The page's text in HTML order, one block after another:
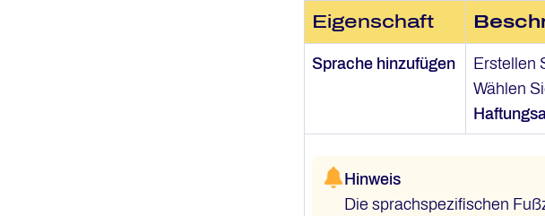
Eigenschaft
Sprache hinzufügen
Erstellen
Wählen
Hinweis
Die sprachspezifischen